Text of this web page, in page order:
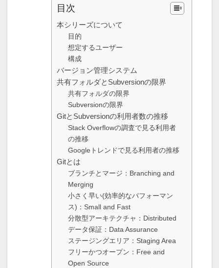
目次
本シリーズについて
目的
想定するユーザー
構成
バージョン管理システム
共有フォルダとSubversionの限界
共有フォルダの限界
Subversionの限界
GitとSubversionの利用者数の推移
Stack Overflowの調査で見る利用者
の推移
Googleトレンドで見る利用者の推移
Gitとは
ブランチとマージ：Branching and
Merging
小さく早い(効率的なパフォーマン
ス)：Small and Fast
分散型アーキテクチャ：Distributed
データ保証：Data Assurance
ステージングエリア：Staging Area
フリーかつオープン：Free and
Open Source